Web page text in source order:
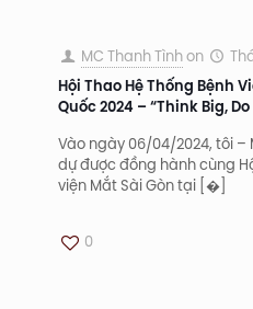
MC Thanh Tìnhon
Hội Thao Hệ Thống Bệnh
Quốc 2024 – “Think Big,
Vào ngày 06/04/2024, tôi –
dự được đồng hành cùng
viện Mắt Sài Gòn tại [�]
0